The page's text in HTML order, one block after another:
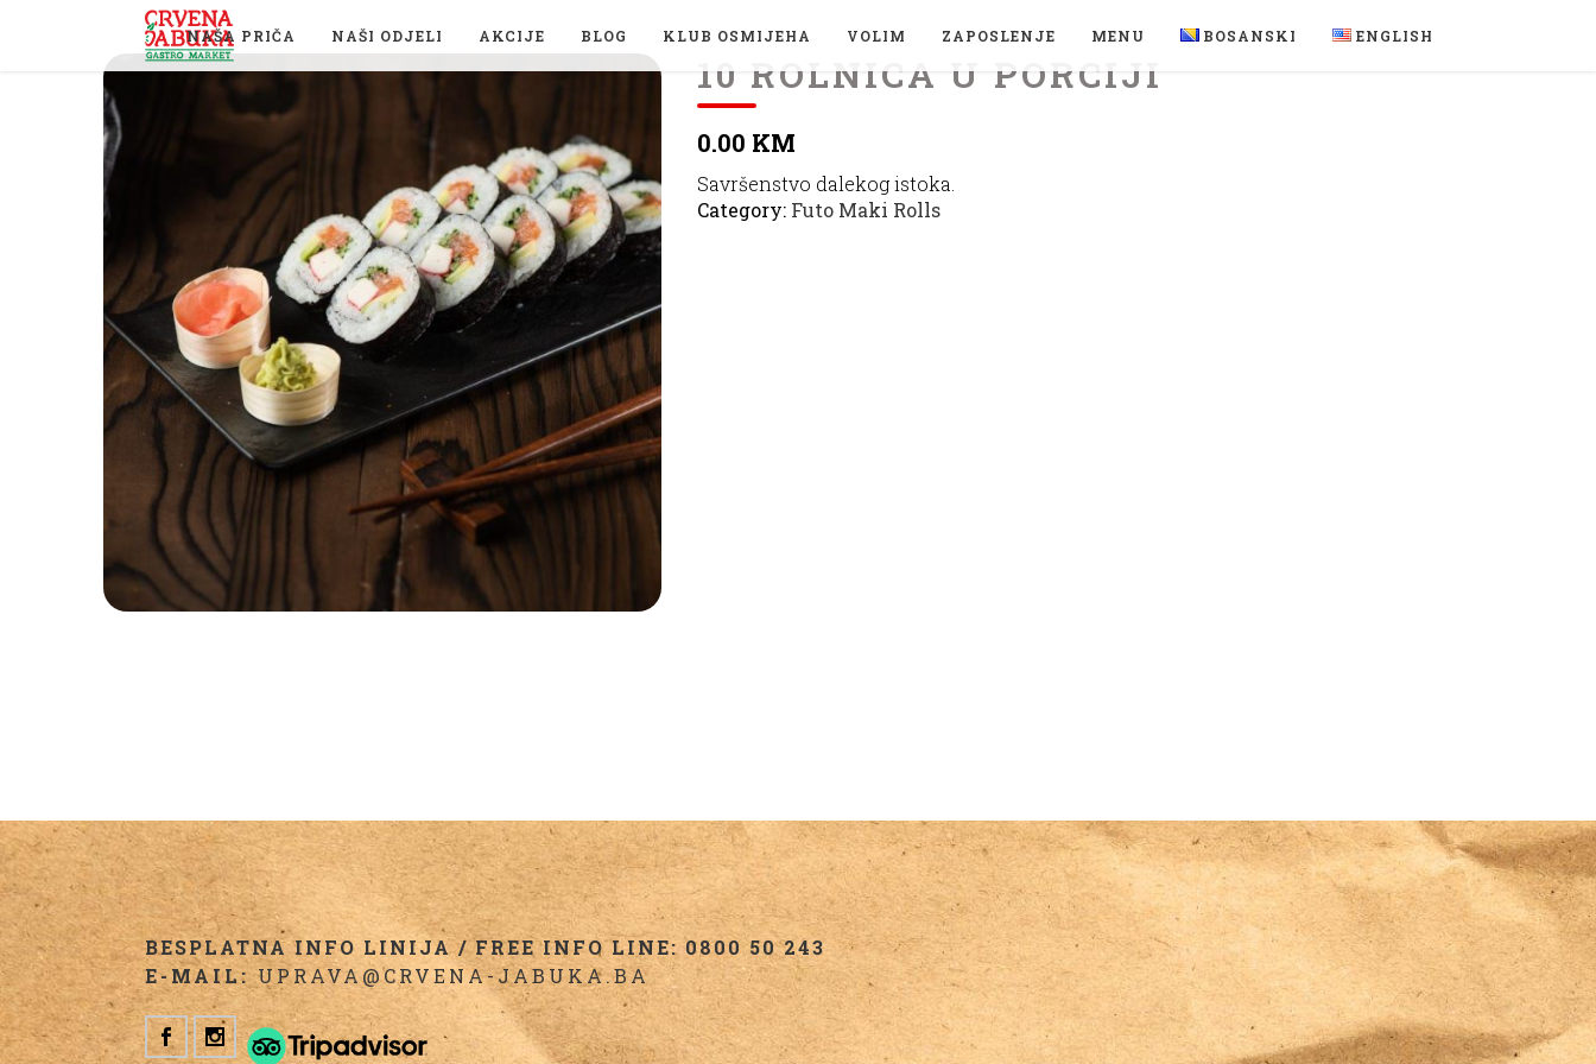
NAŠA PRIČA NAŠI ODJELI AKCIJE BLOG KLUB OSMIJEHA VOLIM ZAPOSLENJE MENU BOSANSKI ENGLISH
10 ROLNICA U PORCIJI
0.00 KM
Savršenstvo dalekog istoka.
Category: Futo Maki Rolls
BESPLATNA INFO LINIJA / FREE INFO LINE: 0800 50 243
E-MAIL:UPRAVA@CRVENA-JABUKA.BA